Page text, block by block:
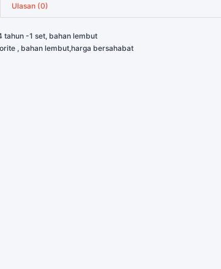
Ulasan (0)
tahun -1 set, bahan lembut
, bahan lembut,harga bersahabat